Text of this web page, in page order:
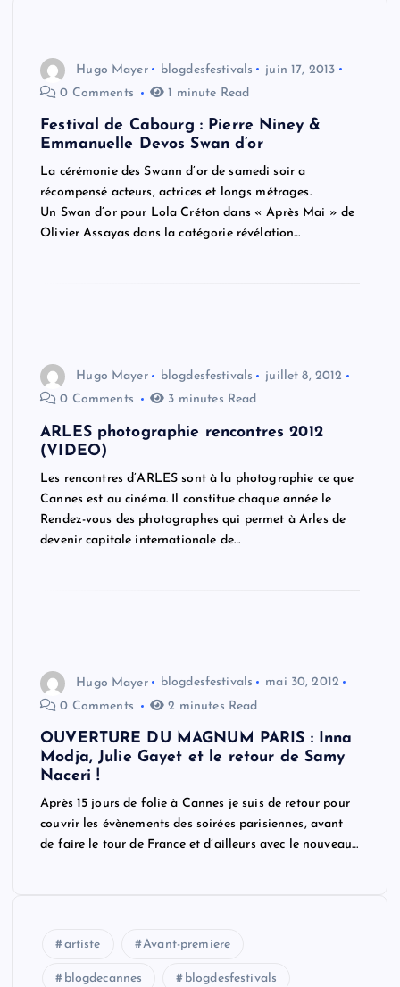
Hugo Mayer blogdesfestivals
juin 17, 2013
0 Comments
1 minute Read
Festival de Cabourg : Pierre Niney &
Emmanuelle Devos Swan d’or
La cérémonie des Swann d’or de samedi soir a
récompensé acteurs, actrices et longs métrages.
Un Swan d’or pour Lola Créton dans « Après Mai » de
Olivier Assayas dans la catégorie révélation…
Hugo Mayer blogdesfestivals
juillet 8, 2012
0 Comments
3 minutes Read
ARLES photographie rencontres 2012
(VIDEO)
Les rencontres d’ARLES sont à la photographie ce que
Cannes est au cinéma. Il constitue chaque année le
Rendez-vous des photographes qui permet à Arles de
devenir capitale internationale de…
Hugo Mayer blogdesfestivals
mai 30, 2012
0 Comments
2 minutes Read
OUVERTURE DU MAGNUM PARIS : Inna
Modja, Julie Gayet et le retour de Samy
Naceri !
Après 15 jours de folie à Cannes je suis de retour pour
couvrir les évènements des soirées parisiennes, avant
de faire le tour de France et d’ailleurs avec le nouveau…
artiste Avant-premiere
blogdecannes blogdesfestivals